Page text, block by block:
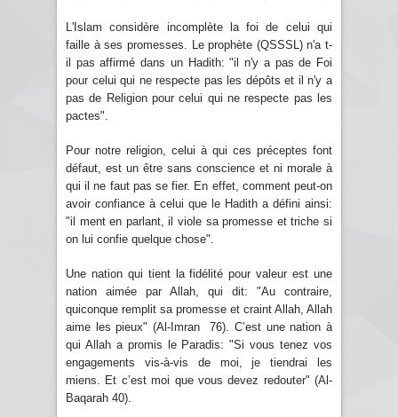
L'Islam considère incomplète la foi de celui qui
faille à ses promesses. Le prophète (QSSSL) n'a t-
il pas affirmé dans un Hadith: "il n'y a pas de Foi
pour celui qui ne respecte pas les dépôts et il n'y a
pas de Religion pour celui qui ne respecte pas les
pactes".
Pour notre religion, celui à qui ces préceptes font
défaut, est un être sans conscience et ni morale à
qui il ne faut pas se fier. En effet, comment peut-on
avoir confiance à celui que le Hadith a défini ainsi:
"il ment en parlant, il viole sa promesse et triche si
on lui confie quelque chose".
Une nation qui tient la fidélité pour valeur est une
nation aimée par Allah, qui dit: "Au contraire,
quiconque remplit sa promesse et craint Allah, Allah
aime les pieux" (Al-Imran 76). C’est une nation à
qui Allah a promis le Paradis: "Si vous tenez vos
engagements vis-à-vis de moi, je tiendrai les
miens. Et c’est moi que vous devez redouter" (Al-
Baqarah 40).